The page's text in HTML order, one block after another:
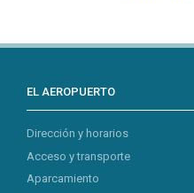
EL AEROPUERTO
Dirección y horarios
Acceso y transporte
Aparcamiento